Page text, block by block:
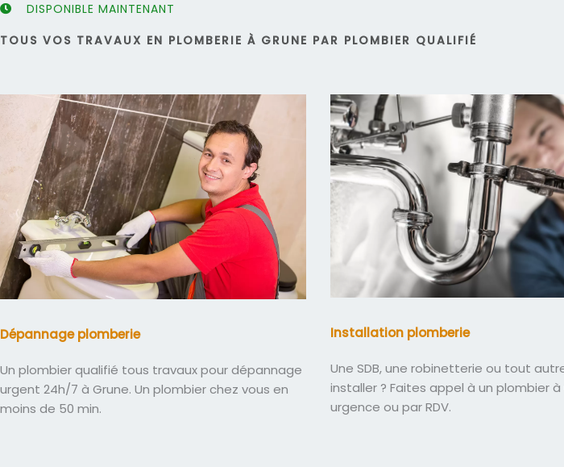
DISPONIBLE MAINTENANT
TOUS VOS TRAVAUX EN PLOMBERIE À GRUNE PAR PLOMBIER QUALIFIÉ
Dépannage plomberie
Un plombier qualifié tous travaux pour dépannage
urgent 24h/7 à Grune. Un plombier chez vous en
moins de 50 min.
Installation plomberie
Une SDB, une robinetterie ou tout
installer ? Faites appel à un plombier à
urgence ou par RDV.